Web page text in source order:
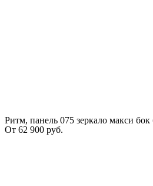
Ритм, панель 075 зеркало макси
От 62 900 руб.